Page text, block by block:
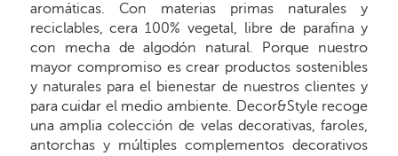
aromáticas. Con materias primas naturales y
reciclables, cera 100% vegetal, libre de parafina y
con mecha de algodón natural. Porque nuestro
mayor compromiso es crear productos sostenibles
y naturales para el bienestar de nuestros clientes y
para cuidar el medio ambiente. Decor&Style recoge
una amplia colección de velas decorativas, faroles,
antorchas y múltiples complementos decorativos